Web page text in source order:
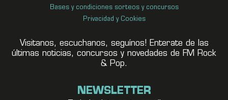
Bases y condiciones sorteos y concursos
Privacidad y Cookies
Visitanos, escuchanos, seguínos! Enterate de las
últimas noticias, concursos y novedades de FM Rock
& Pop.
NEWSLETTER